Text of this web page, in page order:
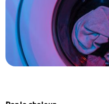
Des conseils et des
consommer
Nos dernières actus